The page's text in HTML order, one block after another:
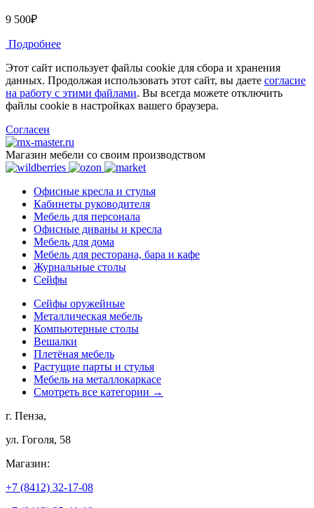
9 500₽
Подробнее
Этот сайт использует файлы cookie для сбора и хранения
данных. Продолжая использовать этот сайт, вы даете согласие
на работу с этими файлами. Вы всегда можете отключить
файлы cookie в настройках вашего браузера.
Согласен
Магазин мебели со своим производством
Офисные кресла и стулья
Кабинеты руководителя
Мебель для персонала
Офисные диваны и кресла
Мебель для дома
Мебель для ресторана, бара и кафе
Журнальные столы
Сейфы
Сейфы оружейные
Металлическая мебель
Компьютерные столы
Вешалки
Плетёная мебель
Растущие парты и стулья
Мебель на металлокаркасе
Смотреть все категории →
г. Пенза,
ул. Гоголя, 58
Магазин:
+7 (8412) 32-17-08